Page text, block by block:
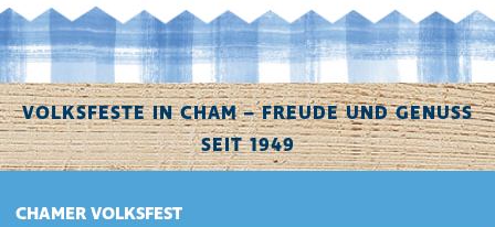
VOLKSFESTE IN CHAM – FREUDE UND GENUSS
SEIT 1949
CHAMER VOLKSFEST